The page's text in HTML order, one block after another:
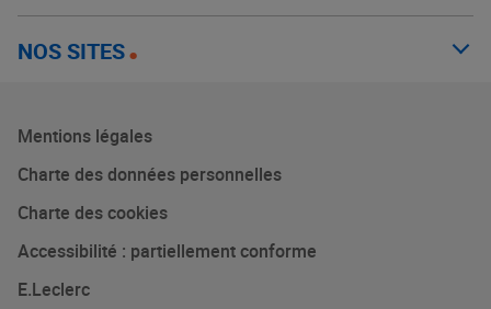
NOS SITES
Mentions légales
Charte des données personnelles
Charte des cookies
Accessibilité : partiellement conforme
E.Leclerc